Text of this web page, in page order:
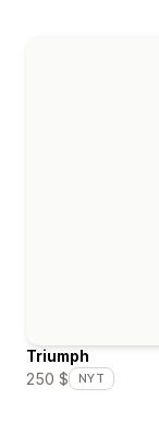
Triumph
250 $
NYT